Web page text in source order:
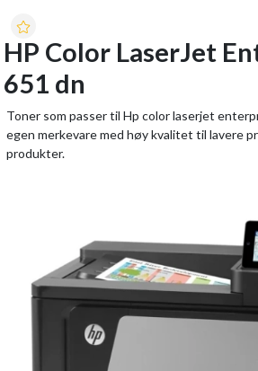
HP Color LaserJet
651 dn
Toner som passer til Hp color laserjet
egen merkevare med høy kvalitet til lavere
produkter.